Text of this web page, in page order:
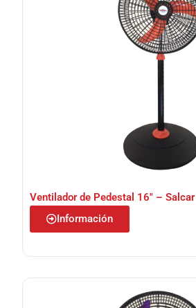
Ventilador de Pedestal 16″ – Salcar
Información